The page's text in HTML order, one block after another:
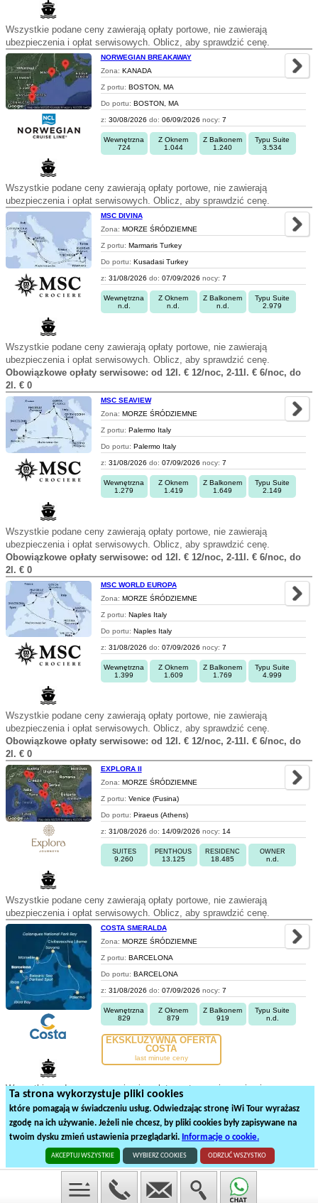
Ta strona wykorzystuje pliki cookies
które pomagają w świadczeniu usług. Odwiedzając stronę iWi Tour wyrażasz
zgodę na ich używanie. Jeżeli nie chcesz, by pliki cookies były zapisywane na
twoim dysku zmień ustawienia przeglądarki. Informacje o cookie.
AKCEPTUJ WSZYSTKIE WYBIERZ COOKIES ODRZUĆ WSZYSTKO
Wszystkie podane ceny zawierają opłaty portowe, nie zawierają
ubezpieczenia i opłat serwisowych. Oblicz, aby sprawdzić cenę.
NORWEGIAN BREAKAWAY
Zona: KANADA
Z portu: BOSTON, MA
Do portu: BOSTON, MA
z: 30/08/2026 do: 06/09/2026 nocy: 7
Wewnętrzna
724
Z Oknem
1.044
Z Balkonem
1.240
Typu Suite
3.534
Wszystkie podane ceny zawierają opłaty portowe, nie zawierają
ubezpieczenia i opłat serwisowych. Oblicz, aby sprawdzić cenę.
MSC DIVINA
Zona: MORZE ŚRÓDZIEMNE
Z portu: Marmaris Turkey
Do portu: Kusadasi Turkey
z: 31/08/2026 do: 07/09/2026 nocy: 7
Wewnętrzna
n.d.
Z Oknem
n.d.
Z Balkonem
n.d.
Typu Suite
2.979
Wszystkie podane ceny zawierają opłaty portowe, nie zawierają
ubezpieczenia i opłat serwisowych. Oblicz, aby sprawdzić cenę.
Obowiązkowe opłaty serwisowe: od 12l. € 12/noc, 2-11l. € 6/noc, do
2l. € 0
MSC SEAVIEW
Zona: MORZE ŚRÓDZIEMNE
Z portu: Palermo Italy
Do portu: Palermo Italy
z: 31/08/2026 do: 07/09/2026 nocy: 7
Wewnętrzna
1.279
Z Oknem
1.419
Z Balkonem
1.649
Typu Suite
2.149
Wszystkie podane ceny zawierają opłaty portowe, nie zawierają
ubezpieczenia i opłat serwisowych. Oblicz, aby sprawdzić cenę.
Obowiązkowe opłaty serwisowe: od 12l. € 12/noc, 2-11l. € 6/noc, do
2l. € 0
MSC WORLD EUROPA
Zona: MORZE ŚRÓDZIEMNE
Z portu: Naples Italy
Do portu: Naples Italy
z: 31/08/2026 do: 07/09/2026 nocy: 7
Wewnętrzna
1.399
Z Oknem
1.609
Z Balkonem
1.769
Typu Suite
4.999
Wszystkie podane ceny zawierają opłaty portowe, nie zawierają
ubezpieczenia i opłat serwisowych. Oblicz, aby sprawdzić cenę.
Obowiązkowe opłaty serwisowe: od 12l. € 12/noc, 2-11l. € 6/noc, do
2l. € 0
EXPLORA II
Zona: MORZE ŚRÓDZIEMNE
Z portu: Venice (Fusina)
Do portu: Piraeus (Athens)
z: 31/08/2026 do: 14/09/2026 nocy: 14
SUITES
9.260
PENTHOUS
13.125
RESIDENC
18.485
OWNER
n.d.
Wszystkie podane ceny zawierają opłaty portowe, nie zawierają
ubezpieczenia i opłat serwisowych. Oblicz, aby sprawdzić cenę.
COSTA SMERALDA
Zona: MORZE ŚRÓDZIEMNE
Z portu: BARCELONA
Do portu: BARCELONA
z: 31/08/2026 do: 07/09/2026 nocy: 7
Wewnętrzna
829
Z Oknem
879
Z Balkonem
919
Typu Suite
n.d.
EKSKLUZYWNA OFERTA
COSTA
last minute ceny
Wszystkie podane ceny zawierają opłaty portowe, nie zawierają
ubezpieczenia i opłat serwisowych. Oblicz, aby sprawdzić cenę.
18 19 20 21 22 23 24 25 26
12071rejsów statkiem na604stronach